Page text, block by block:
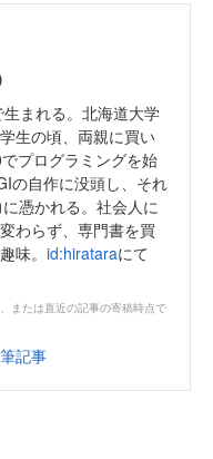
まれる。北海道大学
生の頃、両親に買い
プログラミングを始
の自作に没頭し、それ
憑かれる。社会人に
わらず、専門書を買
味。 id:hirataraにて
または直近の記事の寄稿時点で
記事